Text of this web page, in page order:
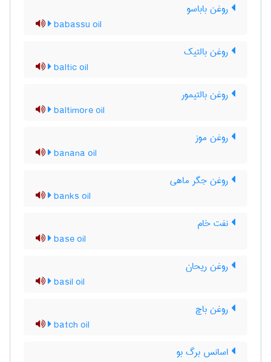
روغن باباسو
babassu oil
روغن بالتیک
baltic oil
روغن بالتیمور
baltimore oil
روغن موز
banana oil
روغن جگر ماهی
banks oil
نفت خام
base oil
روغن ریحان
basil oil
روغن باچ
batch oil
اسانس برگ بو